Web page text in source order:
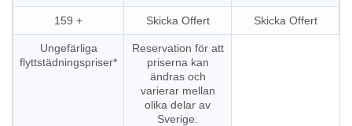
159 + Skicka Offert Skicka Offert
Ungefärliga
flyttstädningspriser*
Reservation för att
priserna kan
ändras och
varierar mellan
olika delar av
Sverige.